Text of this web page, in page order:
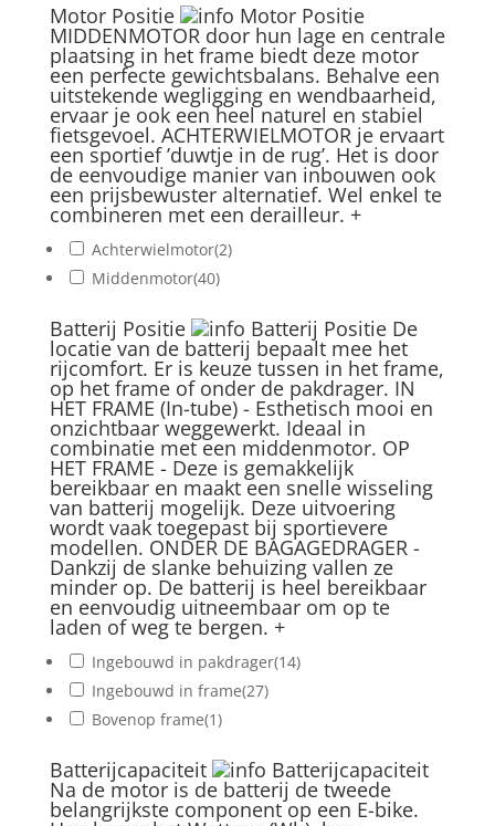
Motor Positie Motor Positie
MIDDENMOTOR door hun lage en centrale
plaatsing in het frame biedt deze motor
een perfecte gewichtsbalans. Behalve een
uitstekende wegligging en wendbaarheid,
ervaar je ook een heel naturel en stabiel
fietsgevoel. ACHTERWIELMOTOR je ervaart
een sportief ’duwtje in de rug’. Het is door
de eenvoudige manier van inbouwen ook
een prijsbewuster alternatief. Wel enkel te
combineren met een derailleur. +
Achterwielmotor(2)
Middenmotor(40)
Batterij Positie Batterij Positie De
locatie van de batterij bepaalt mee het
rijcomfort. Er is keuze tussen in het frame,
op het frame of onder de pakdrager. IN
HET FRAME (In-tube) - Esthetisch mooi en
onzichtbaar weggewerkt. Ideaal in
combinatie met een middenmotor. OP
HET FRAME - Deze is gemakkelijk
bereikbaar en maakt een snelle wisseling
van batterij mogelijk. Deze uitvoering
wordt vaak toegepast bij sportievere
modellen. ONDER DE BAGAGEDRAGER -
Dankzij de slanke behuizing vallen ze
minder op. De batterij is heel bereikbaar
en eenvoudig uitneembaar om op te
laden of weg te bergen. +
Ingebouwd in pakdrager(14)
Ingebouwd in frame(27)
Bovenop frame(1)
Batterijcapaciteit Batterijcapaciteit
Na de motor is de batterij de tweede
belangrijkste component op een E-bike.